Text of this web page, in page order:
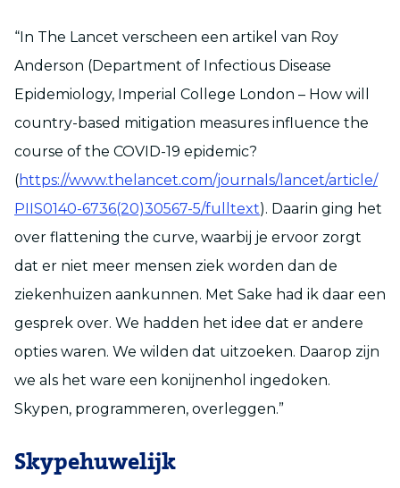
“In The Lancet verscheen een artikel van Roy
Anderson (Department of Infectious Disease
Epidemiology, Imperial College London – How will
country-based mitigation measures influence the
course of the COVID-19 epidemic?
(https://www.thelancet.com/journals/lancet/article/
PIIS0140-6736(20)30567-5/fulltext). Daarin ging het
over flattening the curve, waarbij je ervoor zorgt
dat er niet meer mensen ziek worden dan de
ziekenhuizen aankunnen. Met Sake had ik daar een
gesprek over. We hadden het idee dat er andere
opties waren. We wilden dat uitzoeken. Daarop zijn
we als het ware een konijnenhol ingedoken.
Skypen, programmeren, overleggen.”
Skypehuwelijk